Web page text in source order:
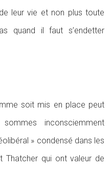
leur vie et non plus toute
quand il faut s’endetter
soit mis en place peut
inconsciemment
» condensé dans les
Thatcher qui ont valeur de